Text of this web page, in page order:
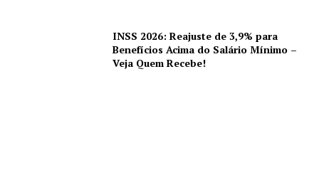
INSS 2026: Reajuste de 3,9% para
Benefícios Acima do Salário Mínimo –
Veja Quem Recebe!